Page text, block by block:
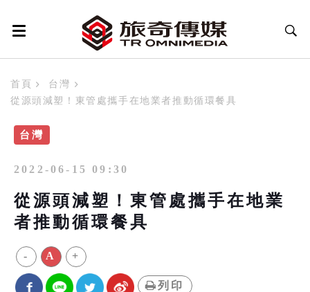
首頁
台灣
從源頭減塑！東管處攜手在地業者推動循環餐具
台灣
2022-06-15 09:30
從源頭減塑！東管處攜手在地業
者推動循環餐具
- A +
列印